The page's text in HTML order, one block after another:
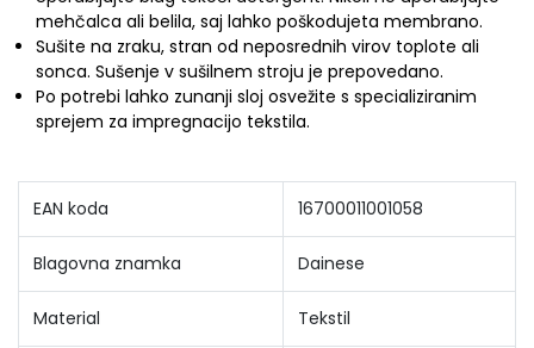
mehčalca ali belila, saj lahko poškodujeta membrano.
Sušite na zraku, stran od neposrednih virov toplote ali
sonca. Sušenje v sušilnem stroju je prepovedano.
Po potrebi lahko zunanji sloj osvežite s specializiranim
sprejem za impregnacijo tekstila.
EAN koda 16700011001058
Blagovna znamka Dainese
Material Tekstil